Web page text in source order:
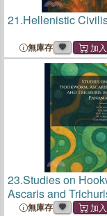
21.Hellenistic
無庫存
23.Studies on
Ascaris and
Panama
無庫存